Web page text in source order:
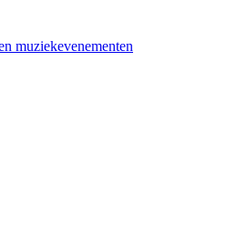
muziekevenementen